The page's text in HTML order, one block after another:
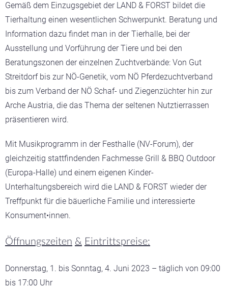
Gemäß dem Einzugsgebiet der LAND & FORST bildet die
Tierhaltung einen wesentlichen Schwerpunkt. Beratung und
Information dazu findet man in der Tierhalle, bei der
Ausstellung und Vorführung der Tiere und bei den
Beratungszonen der einzelnen Zuchtverbände: Von Gut
Streitdorf bis zur NÖ-Genetik, vom NÖ Pferdezuchtverband
bis zum Verband der NÖ Schaf- und Ziegenzüchter hin zur
Arche Austria, die das Thema der seltenen Nutztierrassen
präsentieren wird.
Mit Musikprogramm in der Festhalle (NV-Forum), der
gleichzeitig stattfindenden Fachmesse Grill & BBQ Outdoor
(Europa-Halle) und einem eigenen Kinder-
Unterhaltungsbereich wird die LAND & FORST wieder der
Treffpunkt für die bäuerliche Familie und interessierte
Konsument•innen.
Öffnungszeiten & Eintrittspreise:
Donnerstag, 1. bis Sonntag, 4. Juni 2023 – täglich von 09:00
bis 17:00 Uhr